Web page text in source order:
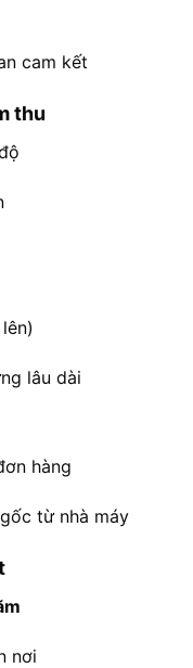
cam kết
thu
lên)
lâu dài
hàng
gốc từ nhà máy
nơi